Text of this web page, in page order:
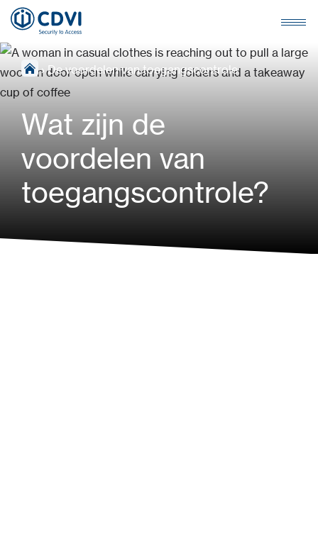
›De voordelen van toegangscontrole
Wat zijn de
voordelen van
toegangscontrole?